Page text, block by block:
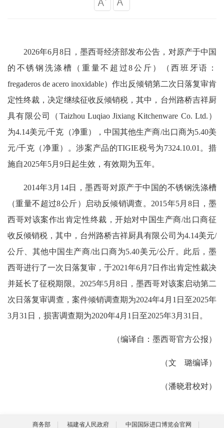
2026年6月8日，墨西哥经济部发布公告，对原产于中国
的不锈钢洗涤槽（重量不超过8公斤）（西班牙语：
fregaderos de acero inoxidable）作出反倾销第二次日落复审肯
定性终裁，决定继续征收反倾销税，其中，台州路桥吉祥厨
具有限公司（Taizhou Luqiao Jixiang Kitchenware Co. Ltd.）
为4.14美元/千克（净重），中国其他生产商/出口商为5.40美
元/千克（净重）。涉案产品的TIGIE税号为7324.10.01。措
施自2025年5月9日起生效，有效期为五年。
2014年3月14日，墨西哥对原产于中国的不锈钢洗涤槽
（重量不超过8公斤）启动反倾销调查。2015年5月8日，墨
西哥对该案作出肯定性终裁，开始对中国生产商/出口商征
收反倾销税，其中，台州路桥吉祥厨具有限公司为4.14美元/
公斤、其他中国生产商/出口商为5.40美元/公斤。此后，墨
西哥进行了一次日落复审，于2021年6月7日作出肯定性裁决
并延长了征税期限。2025年5月8日，墨西哥对该案启动第二
次日落复审调查，案件倾销调查期为2024年4月1日至2025年
3月31日，损害调查期为2020年4月1日至2025年3月31日。
（编译自：墨西哥官方公报）
（文 璐编译）
（潘晓君校对）
商务部 福建省人民政府 中国国际进口博览会官网